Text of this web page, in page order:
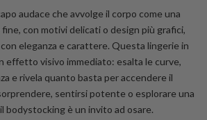
audace che avvolge il corpo come una
con motivi delicati o design più grafici,
eleganza e carattere. Questa lingerie in
effetto visivo immediato: esalta le curve,
e rivela quanto basta per accendere il
sentirsi potente o esplorare una
bodystocking è un invito ad osare.